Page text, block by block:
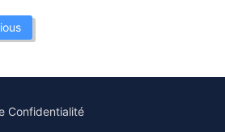
Confidentialité